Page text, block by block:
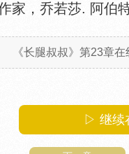
，乔若莎. 阿伯
《长腿叔叔》第23章
▷ 继续